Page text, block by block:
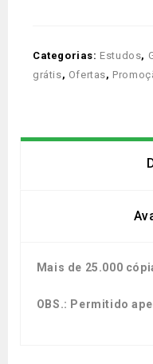
Categorias: Estudos,
grátis, Ofertas,
Mais de 25.000
OBS.: Permitido